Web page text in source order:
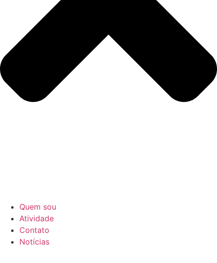
Quem sou
Atividade
Contato
Notícias